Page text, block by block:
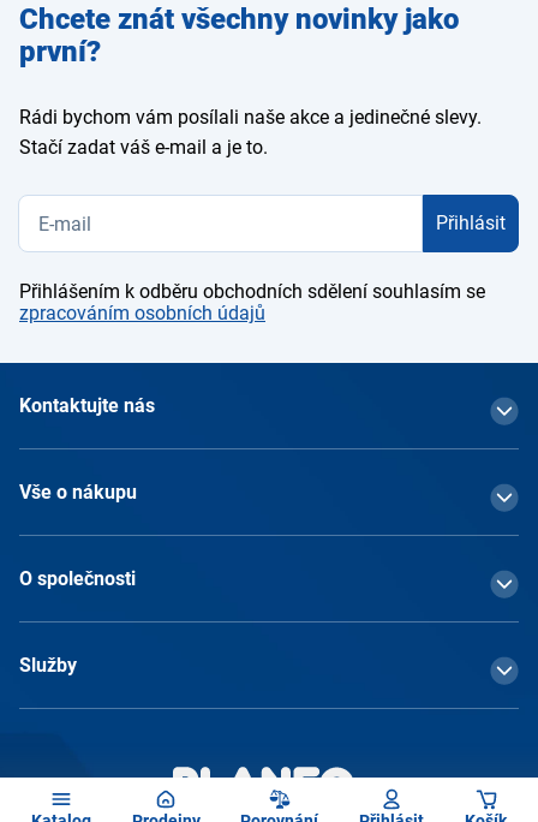
Zadejte
e-mail
Chcete znát všechny novinky jako
první?
Rádi bychom vám posílali naše akce a jedinečné slevy.
Stačí zadat váš e-mail a je to.
Přihlásit
Přihlášením k odběru obchodních sdělení souhlasím se
zpracováním osobních údajů
Kontaktujte nás
Vše o nákupu
O společnosti
Služby